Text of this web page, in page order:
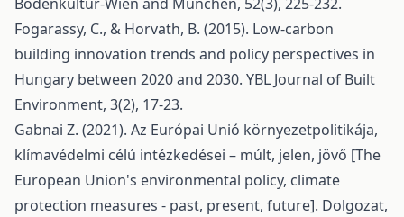
Fogarassy, C., & Horvath, B. (2015). Low-carbon
building innovation trends and policy perspectives in
Hungary between 2020 and 2030. YBL Journal of Built
Environment, 3(2), 17-23.
Gabnai Z. (2021). Az Európai Unió környezetpolitikája,
klímavédelmi célú intézkedései – múlt, jelen, jövő [The
European Union's environmental policy, climate
protection measures - past, present, future]. Dolgozat,